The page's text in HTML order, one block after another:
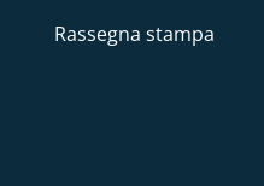
Rassegna stampa